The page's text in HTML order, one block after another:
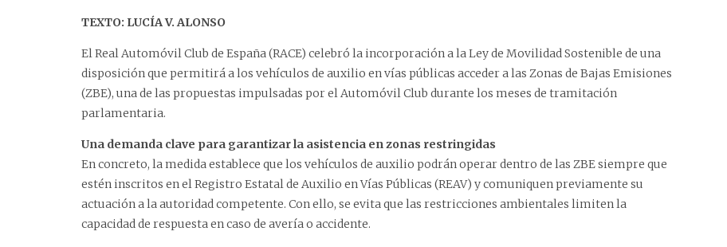
TEXTO: LUCÍA V. ALONSO
El Real Automóvil Club de España (RACE) celebró la incorporación a la Ley de Movilidad Sostenible de una
disposición que permitirá a los vehículos de auxilio en vías públicas acceder a las Zonas de Bajas Emisiones
(ZBE), una de las propuestas impulsadas por el Automóvil Club durante los meses de tramitación
parlamentaria.
Una demanda clave para garantizar la asistencia en zonas restringidas
En concreto, la medida establece que los vehículos de auxilio podrán operar dentro de las ZBE siempre que
estén inscritos en el Registro Estatal de Auxilio en Vías Públicas (REAV) y comuniquen previamente su
actuación a la autoridad competente. Con ello, se evita que las restricciones ambientales limiten la
capacidad de respuesta en caso de avería o accidente.